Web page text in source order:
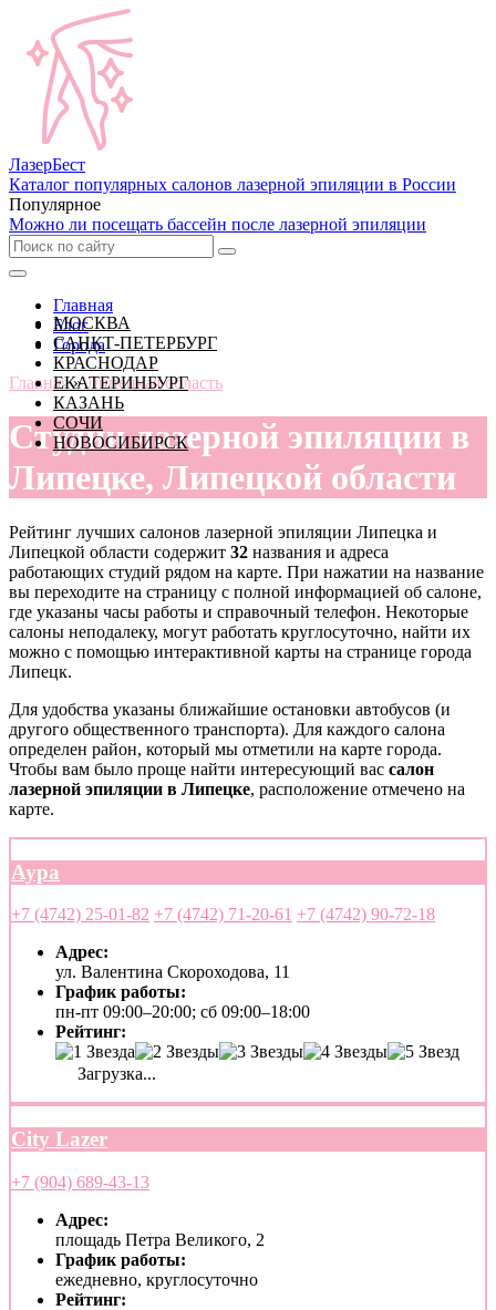
ЛазерБест
Каталог популярных салонов лазерной эпиляции в России
Популярное
Можно ли посещать бассейн после лазерной эпиляции
МОСКВА
САНКТ-ПЕТЕРБУРГ
КРАСНОДАР
ЕКАТЕРИНБУРГ
КАЗАНЬ
СОЧИ
НОВОСИБИРСК
Главная
Блог
Города
Главная » Липецкая область
Студии лазерной эпиляции в
Липецке, Липецкой области
Рейтинг лучших салонов лазерной эпиляции Липецка и
Липецкой области содержит 32 названия и адреса
работающих студий рядом на карте. При нажатии на название
вы переходите на страницу с полной информацией об салоне,
где указаны часы работы и справочный телефон. Некоторые
салоны неподалеку, могут работать круглосуточно, найти их
можно с помощью интерактивной карты на странице города
Липецк.
Для удобства указаны ближайшие остановки автобусов (и
другого общественного транспорта). Для каждого салона
определен район, который мы отметили на карте города.
Чтобы вам было проще найти интересующий вас салон
лазерной эпиляции в Липецке, расположение отмечено на
карте.
Аура
+7 (4742) 25-01-82 +7 (4742) 71-20-61 +7 (4742) 90-72-18
Адрес:
ул. Валентина Скороходова, 11
График работы:
пн-пт 09:00–20:00; сб 09:00–18:00
Рейтинг:
Загрузка...
City Lazer
+7 (904) 689-43-13
Адрес:
площадь Петра Великого, 2
График работы:
ежедневно, круглосуточно
Рейтинг: